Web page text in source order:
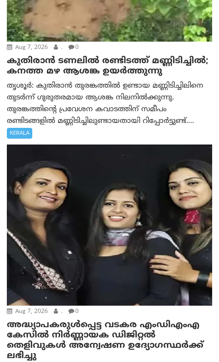
Aug 7, 2026 . 0
കുതിരാൻ ടണലിൽ രണ്ടിടത്ത് മണ്ണിടിച്ചിൽ;
കനത്ത മഴ ആശങ്ക ഉയർത്തുന്നു
തൃശൂർ: കുതിരാൻ തുരങ്കത്തിൽ ഉണ്ടായ മണ്ണിടിച്ചിലിനെ
തുടർന്ന് ഗുരുതരമായ ആശങ്ക നിലനിൽക്കുന്നു.
തുരങ്കത്തിന്റെ പ്രവേശന കവാടത്തിന് സമീപം
രണ്ടിടങ്ങളിൽ മണ്ണിടിച്ചിലുണ്ടായതായി റിപ്പോർട്ടുണ്ട്....
KERALA
Aug 7, 2026 . 0
അദ്ധ്യാപകരുള്‍പ്പെട്ട വടകര എംഡി‌എം‌എ
കേസില്‍ നിര്‍ണ്ണായക ഡിജിറ്റല്‍
തെളിവുകള്‍ അന്വേഷണ ഉദ്യോഗസ്ഥര്‍ക്ക്
ലഭിച്ചു